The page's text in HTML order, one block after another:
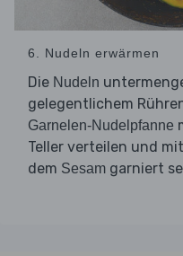
6. Nudeln erwärmen
Die Nudeln
gelegentlichem
Garnelen-Nudelpfanne
Teller verteilen und
dem Sesam garniert